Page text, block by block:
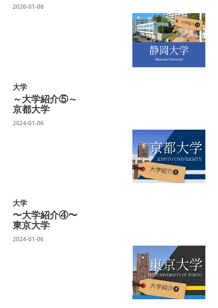
2026-01-08
大学
～大学紹介⑤～
京都大学
2024-01-06
大学
〜大学紹介④〜
東京大学
2024-01-06